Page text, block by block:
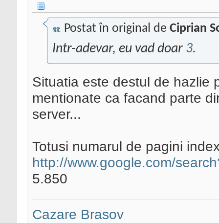
Postat în original de Ciprian
Intr-adevar, eu vad doar 3.
Situatia este destul de hazlie
mentionate ca facand parte
server...
Totusi numarul de pagini
http://www.google.com/
5.850
Cazare Brasov